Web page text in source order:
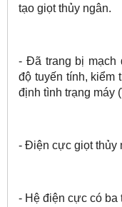
tạo giọt thủy ngân.
- Đã trang bị mạch
độ tuyến tính, kiểm
định tình trạng máy
- Điện cực giọt thủy
- Hệ điện cực có ba